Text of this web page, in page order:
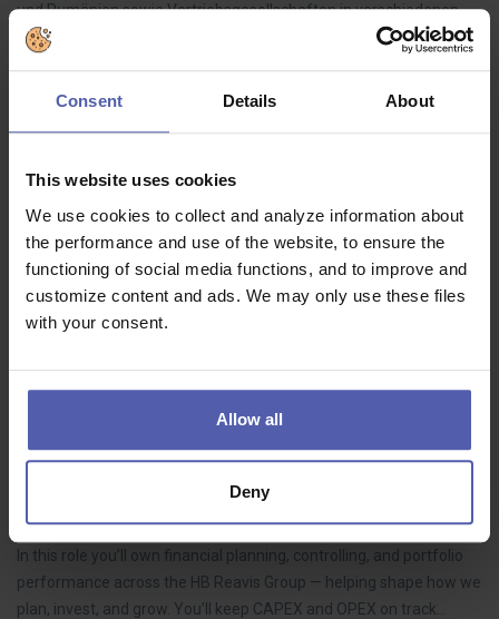
Consent Details About
This website uses cookies
We use cookies to collect and analyze information about
the performance and use of the website, to ensure the
functioning of social media functions, and to improve and
customize content and ads. We may only use these files
with your consent.
Allow all
Deny
und Rumänien sowie Vertriebsgesellschaften in verschiedenen
Ländern ist ein führender Entwickler und Produzent von
PL/SQL Analytik
Greyson Consulting Praha hl.m. Dohodou
Staňte se součástí Greysonu a podílejte se s námi na dodávkách
velkých projektů pro přední české, slovenské a rakouské banky a
pojišťovny. Jsme tým více než 300 specialistů, kteří už 18 let
In this role you’ll own financial planning, controlling, and portfolio
performance across the HB Reavis Group — helping shape how we
plan, invest, and grow. You’ll keep CAPEX and OPEX on track…